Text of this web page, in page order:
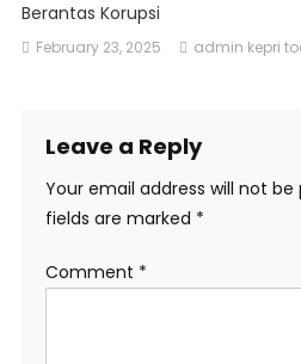
Berantas Korupsi
February 23, 2025 admin kepri
Leave a Reply
Your email address will not be
fields are marked *
Comment *